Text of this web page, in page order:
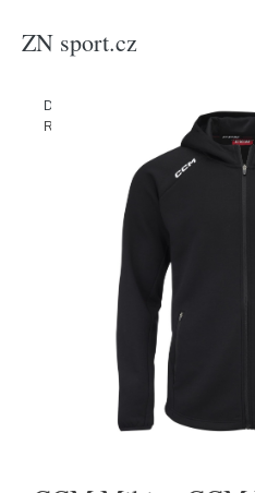
ZN sport.cz
Domů
Room Full Zip Hoodie 2022 SR,